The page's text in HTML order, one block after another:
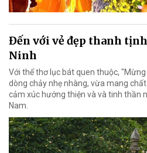
Đến với vẻ đẹp thanh
Ninh
Với thể thơ lục bát quen thuộc,
dòng chảy nhẹ nhàng, vừa mang
cảm xúc hướng thiện và và tinh thần
Nam.